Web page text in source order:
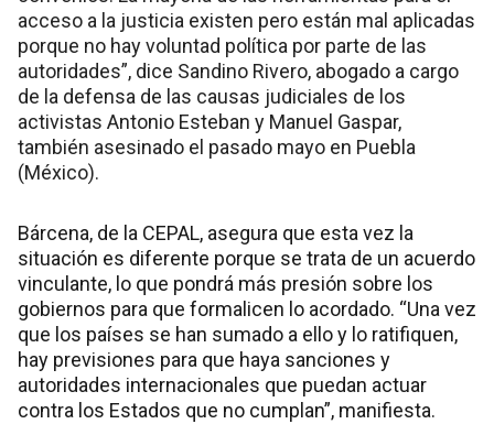
acceso a la justicia existen pero están mal aplicadas
porque no hay voluntad política por parte de las
autoridades”, dice Sandino Rivero, abogado a cargo
de la defensa de las causas judiciales de los
activistas Antonio Esteban y Manuel Gaspar,
también asesinado el pasado mayo en Puebla
(México).
Bárcena, de la CEPAL, asegura que esta vez la
situación es diferente porque se trata de un acuerdo
vinculante, lo que pondrá más presión sobre los
gobiernos para que formalicen lo acordado. “Una vez
que los países se han sumado a ello y lo ratifiquen,
hay previsiones para que haya sanciones y
autoridades internacionales que puedan actuar
contra los Estados que no cumplan”, manifiesta.